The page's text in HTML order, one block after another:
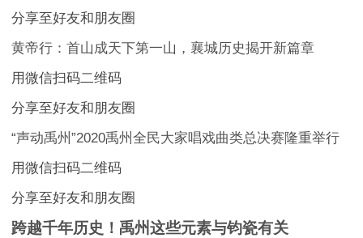
分享至好友和朋友圈
黄帝行：首山成天下第一山，襄城历史揭开新篇章
用微信扫码二维码
分享至好友和朋友圈
“声动禹州”2020禹州全民大家唱戏曲类总决赛隆重举行
用微信扫码二维码
分享至好友和朋友圈
跨越千年历史！禹州这些元素与钧瓷有关